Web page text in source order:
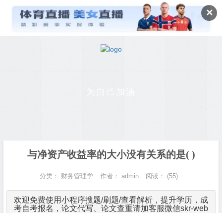
✕
与净资产收益率的大小没有关系的是( )
分类： 财务管理学 作者： admin 阅读： (55)
欢迎免费使用小程序搜题/刷题/查看解析，提升学历，成
考自考报名，论文代写、论文查重请加客服微信skr-web